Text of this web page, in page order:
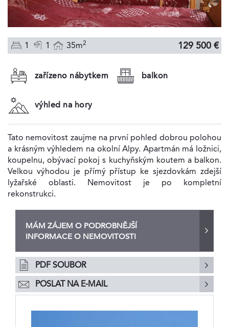
1 1 35m2 129 500 €
zařízeno nábytkem balkon
výhled na hory
Tato nemovitost zaujme na první pohled dobrou polohou
a krásným výhledem na okolní Alpy. Apartmán má ložnici,
koupelnu, obývací pokoj s kuchyňským koutem a balkon.
Velkou výhodou je přímý přístup ke sjezdovkám zdejší
lyžařské oblasti. Nemovitost je po kompletní
rekonstrukci.
MÁM ZÁJEM O PODROBNĚJŠÍ
INFORMACE O NEMOVITOSTI
PDF SOUBOR
POSLAT NA E-MAIL